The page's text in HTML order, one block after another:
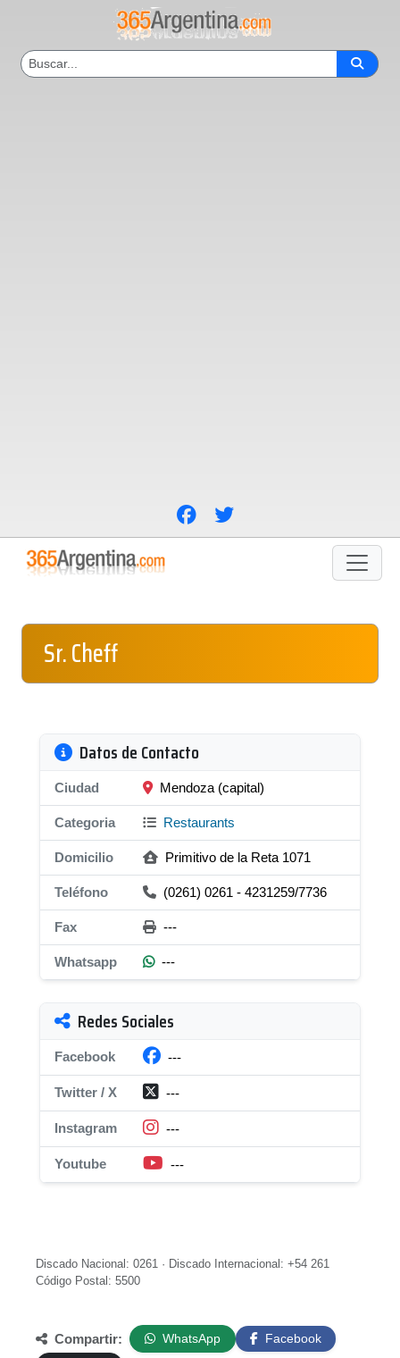
Sr. Cheff
Datos de Contacto
Ciudad Mendoza (capital)
Categoria Restaurants
Domicilio Primitivo de la Reta 1071
Teléfono (0261) 0261 - 4231259/7736
Fax ---
Whatsapp ---
Redes Sociales
Facebook ---
Twitter / X ---
Instagram ---
Youtube ---
Discado Nacional: 0261 · Discado Internacional: +54 261
Código Postal: 5500
Compartir: WhatsApp
Facebook